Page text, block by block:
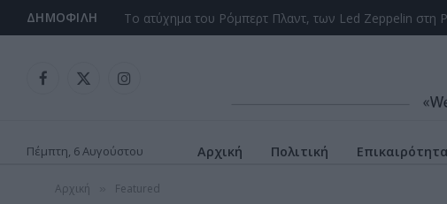
ΔΗΜΟΦΙΛΉ
Facebook
X
Instagram
Πέμπτη, 6 Αυγούστου Αρχική Πολιτική Επικαιρότητα
Αρχική Featured